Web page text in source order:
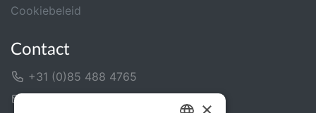
Cookiebeleid
Contact
+31 (0)85 488 4765